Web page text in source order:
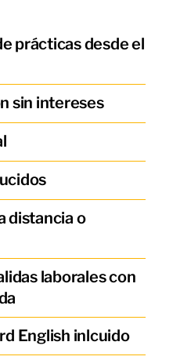
prácticas desde el
sin intereses
distancia o
laborales con
English inlcuido